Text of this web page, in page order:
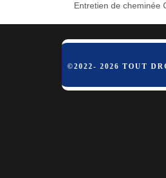
Entretien de cheminée
©2022- 2026 TOUT